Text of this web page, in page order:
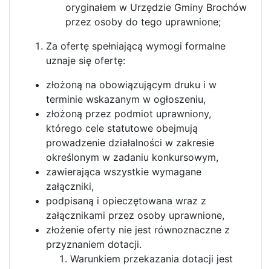
oryginałem w Urzędzie Gminy Brochów
przez osoby do tego uprawnione;
Za ofertę spełniającą wymogi formalne
uznaje się ofertę:
złożoną na obowiązującym druku i w
terminie wskazanym w ogłoszeniu,
złożoną przez podmiot uprawniony,
którego cele statutowe obejmują
prowadzenie działalności w zakresie
określonym w zadaniu konkursowym,
zawierająca wszystkie wymagane
załączniki,
podpisaną i opieczętowana wraz z
załącznikami przez osoby uprawnione,
złożenie oferty nie jest równoznaczne z
przyznaniem dotacji.
Warunkiem przekazania dotacji jest